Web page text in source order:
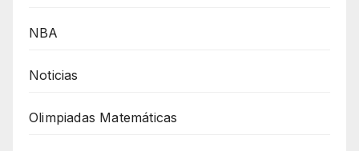
NBA
Noticias
Olimpiadas Matemáticas